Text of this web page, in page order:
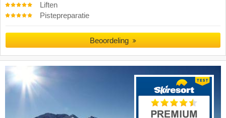
Liften
Pistepreparatie
Beoordeling